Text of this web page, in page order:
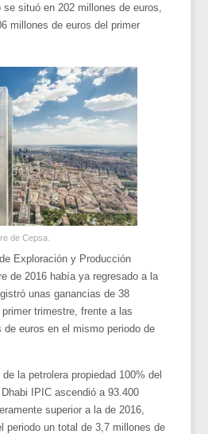
situó en 202 millones de euros,
millones de euros del primer
de Cepsa.
Exploración y Producción
de 2016 había ya regresado a la
unas ganancias de 38
trimestre, frente a las
de euros en el mismo periodo de
de la petrolera propiedad 100% del
IPIC ascendió a 93.400
superior a la de 2016,
periodo un total de 3,7 millones de